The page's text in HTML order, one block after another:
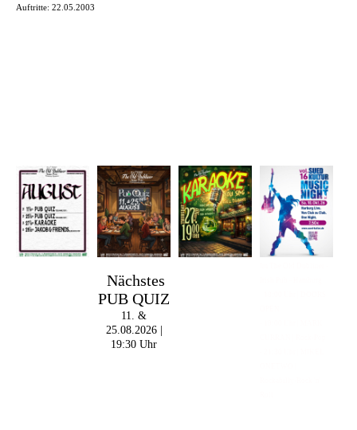
Auftritte: 22.05.2003
Nächstes
PUB QUIZ
11. &
25.08.2026 |
19:30 Uhr